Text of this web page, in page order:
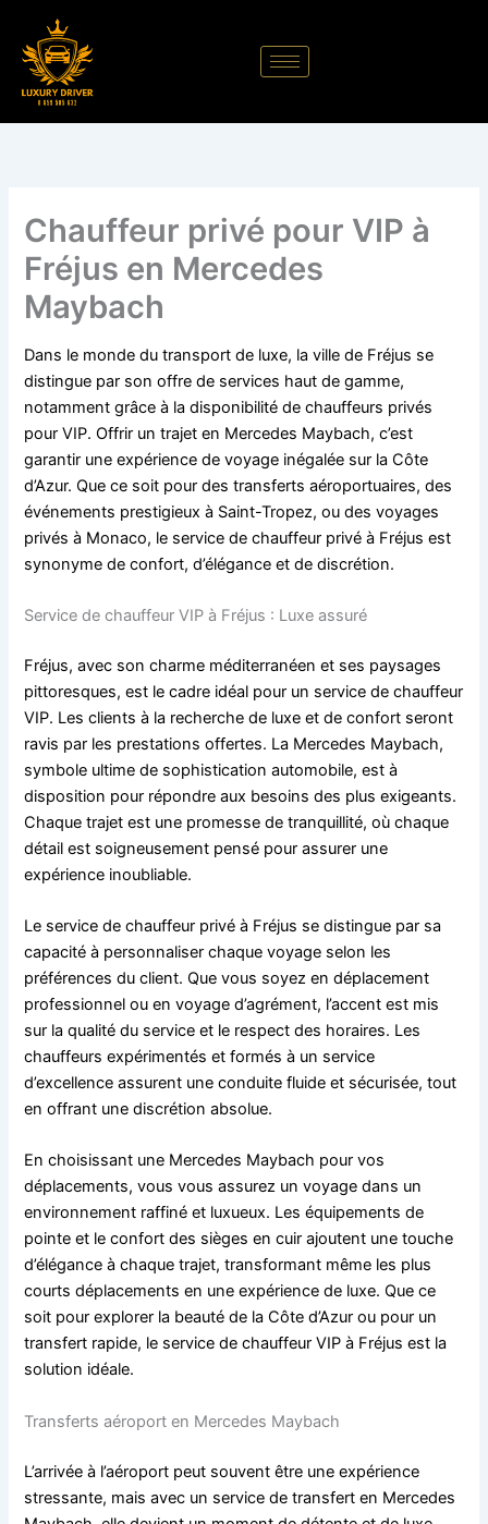
contenu
Chauffeur privé pour VIP à
Fréjus en Mercedes
Maybach
Dans le monde du transport de luxe, la ville de Fréjus se
distingue par son offre de services haut de gamme,
notamment grâce à la disponibilité de chauffeurs privés
pour VIP. Offrir un trajet en Mercedes Maybach, c’est
garantir une expérience de voyage inégalée sur la Côte
d’Azur. Que ce soit pour des transferts aéroportuaires, des
événements prestigieux à Saint-Tropez, ou des voyages
privés à Monaco, le service de chauffeur privé à Fréjus est
synonyme de confort, d’élégance et de discrétion.
Service de chauffeur VIP à Fréjus : Luxe assuré
Fréjus, avec son charme méditerranéen et ses paysages
pittoresques, est le cadre idéal pour un service de chauffeur
VIP. Les clients à la recherche de luxe et de confort seront
ravis par les prestations offertes. La Mercedes Maybach,
symbole ultime de sophistication automobile, est à
disposition pour répondre aux besoins des plus exigeants.
Chaque trajet est une promesse de tranquillité, où chaque
détail est soigneusement pensé pour assurer une
expérience inoubliable.
Le service de chauffeur privé à Fréjus se distingue par sa
capacité à personnaliser chaque voyage selon les
préférences du client. Que vous soyez en déplacement
professionnel ou en voyage d’agrément, l’accent est mis
sur la qualité du service et le respect des horaires. Les
chauffeurs expérimentés et formés à un service
d’excellence assurent une conduite fluide et sécurisée, tout
en offrant une discrétion absolue.
En choisissant une Mercedes Maybach pour vos
déplacements, vous vous assurez un voyage dans un
environnement raffiné et luxueux. Les équipements de
pointe et le confort des sièges en cuir ajoutent une touche
d’élégance à chaque trajet, transformant même les plus
courts déplacements en une expérience de luxe. Que ce
soit pour explorer la beauté de la Côte d’Azur ou pour un
transfert rapide, le service de chauffeur VIP à Fréjus est la
solution idéale.
Transferts aéroport en Mercedes Maybach
L’arrivée à l’aéroport peut souvent être une expérience
stressante, mais avec un service de transfert en Mercedes